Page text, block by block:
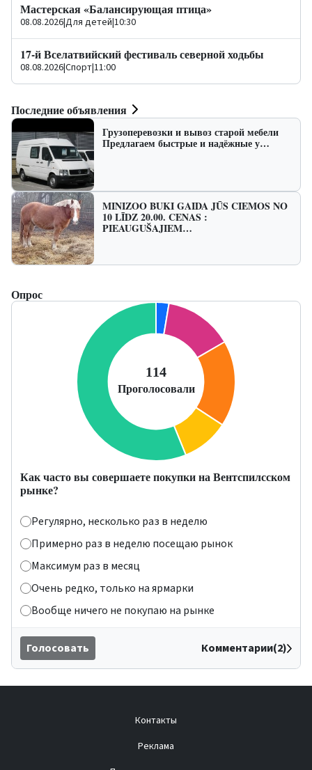
Мастерская «Балансирующая птица»
08.08.2026|Для детей|10:30
17-й Вселатвийский фестиваль северной ходьбы
08.08.2026|Спорт|11:00
Последние объявления
Грузоперевозки и вывоз старой мебели
Предлагаем быстрые и надёжные у…
MINIZOO BUKI GAIDA JŪS CIEMOS NO
10 LĪDZ 20.00. CENAS :
PIEAUGUŠAJIEM…
Опрос
Как часто вы совершаете покупки на Вентспилсском
рынке?
Регулярно, несколько раз в неделю
Примерно раз в неделю посещаю рынок
Максимум раз в месяц
Очень редко, только на ярмарки
Вообще ничего не покупаю на рынке
Голосовать Комментарии(2)
Контакты
Реклама